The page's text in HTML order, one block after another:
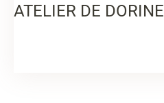
ATELIER DE DORINE